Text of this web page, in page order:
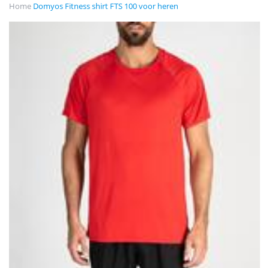
Home Domyos Fitness shirt FTS 100 voor heren